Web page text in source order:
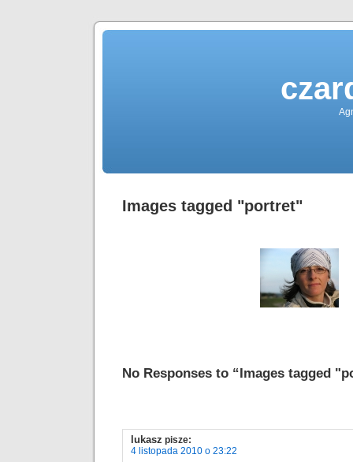
Images tagged "portret"
No Responses to “Images tagged
lukasz pisze:
4 listopada 2010 o 23:22